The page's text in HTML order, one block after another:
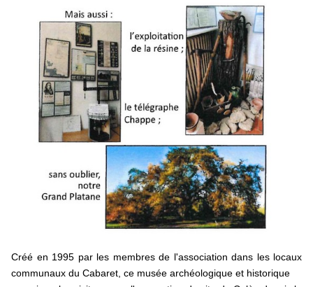
Journées du Patrimoine
Conférences et exposition 2021
Nos manifestations
Visite du site de Calès
Procession et messe en l'église Saint-Denis de Calès
Album photos
Créé en 1995 par les membres de l'association dans les locaux
communaux du Cabaret, ce musée archéologique et historique